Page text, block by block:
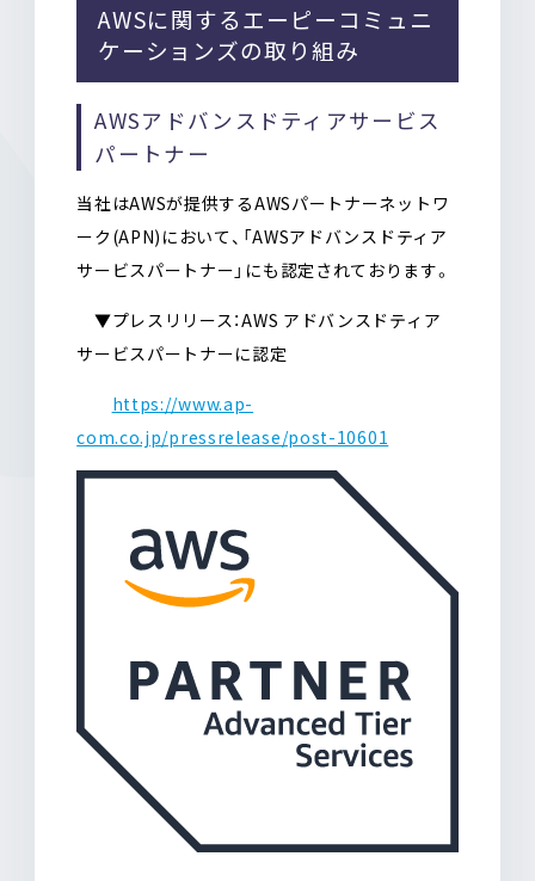
AWSに関するエーピーコミュニ
ケーションズの取り組み
AWSアドバンスドティアサービス
パートナー
当社はAWSが提供するAWSパートナーネットワ
ーク(APN)において、「AWSアドバンスドティア
サービスパートナー」にも認定されております。
▼プレスリリース：AWS アドバンスドティア
サービスパートナーに認定
https://www.ap-
com.co.jp/pressrelease/post-10601